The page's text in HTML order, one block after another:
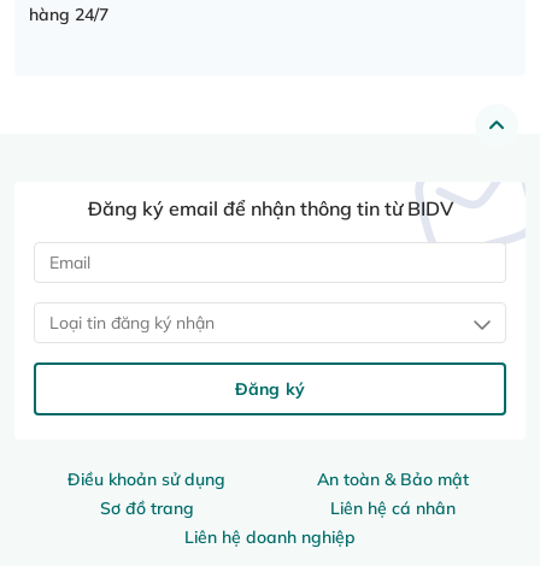
hàng 24/7
Điều khoản sử dụng
An toàn & Bảo mật
Sơ đồ trang
Liên hệ cá nhân
Liên hệ doanh nghiệp
Đăng ký email để nhận thông tin từ BIDV
Loại tin đăng ký nhận
Đăng ký